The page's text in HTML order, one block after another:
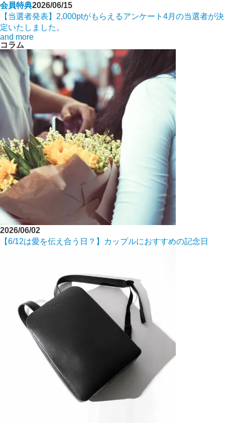
会員特典2026/06/15
【当選者発表】2,000ptがもらえるアンケート4月の当選者が決
定いたしました。
and more
コラム
2026/06/02
【6/12は愛を伝え合う日？】カップルにおすすめの記念日